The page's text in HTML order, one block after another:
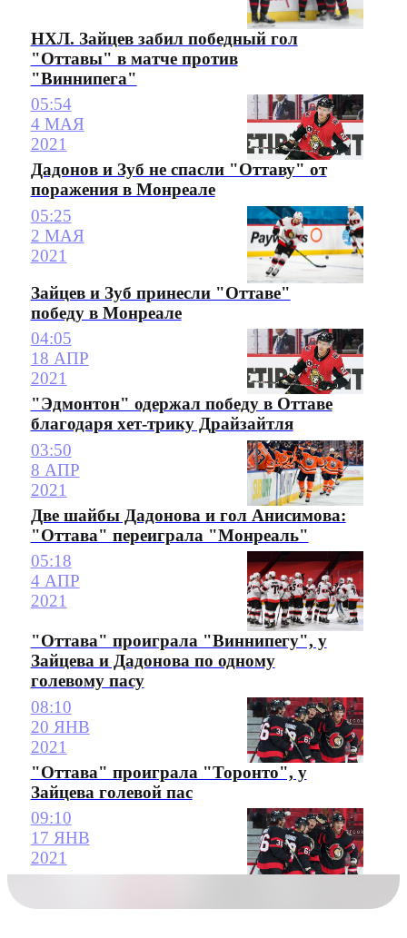
НХЛ. Зайцев забил победный гол
"Оттавы" в матче против
"Виннипега"
05:54
4 МАЯ
2021
Дадонов и Зуб не спасли "Оттаву" от
поражения в Монреале
05:25
2 МАЯ
2021
Зайцев и Зуб принесли "Оттаве"
победу в Монреале
04:05
18 АПР
2021
"Эдмонтон" одержал победу в Оттаве
благодаря хет-трику Драйзайтля
03:50
8 АПР
2021
Две шайбы Дадонова и гол Анисимова:
"Оттава" переиграла "Монреаль"
05:18
4 АПР
2021
"Оттава" проиграла "Виннипегу", у
Зайцева и Дадонова по одному
голевому пасу
08:10
20 ЯНВ
2021
"Оттава" проиграла "Торонто", у
Зайцева голевой пас
09:10
17 ЯНВ
2021